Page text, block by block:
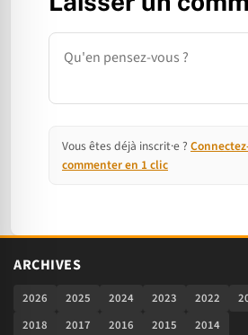
Commentaire
Vous êtes déjà inscrit·e ?
commenter en 1 clic
ARCHIVES
2026 2025 2024 2023 2022
2018
2017 2016 2015 2014